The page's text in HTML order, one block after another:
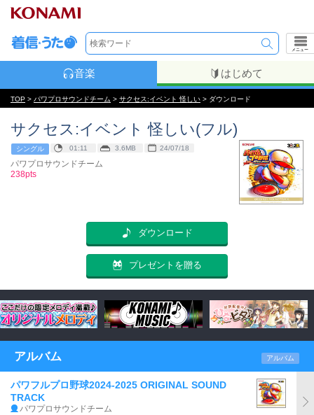
メニュー
音楽 はじめて
TOP > パワプロサウンドチーム > サクセス:イベント 怪しい > ダウンロード
サクセス:イベント 怪しい(フル)
シングル 01:11 3.6MB 24/07/18
パワプロサウンドチーム
238pts
ダウンロード
プレゼントを贈る
アルバム アルバム
パワフルプロ野球2024-2025 ORIGINAL SOUND
TRACK
パワプロサウンドチーム